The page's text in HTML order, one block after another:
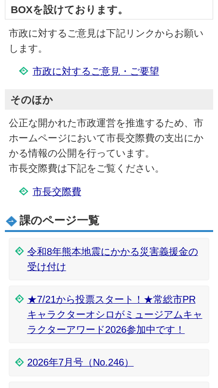
BOXを設けております。
市政に対するご意見は下記リンクからお願い
します。
市政に対するご意見・ご要望
そのほか
公正な開かれた市政運営を推進するため、市
ホームページにおいて市長交際費の支出にか
かる情報の公開を行っています。
市長交際費は下記をご覧ください。
市長交際費
課のページ一覧
令和8年熊本地震にかかる災害義援金の
受け付け
★7/21から投票スタート！★常総市PR
キャラクターオシロがミュージアムキャ
ラクターアワード2026参加中です！
2026年7月号（No.246）